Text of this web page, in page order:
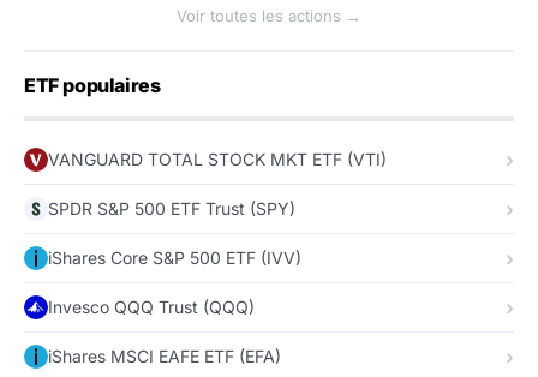
Voir toutes les actions →
ETF populaires
VANGUARD TOTAL STOCK MKT ETF (VTI)
SPDR S&P 500 ETF Trust (SPY)
iShares Core S&P 500 ETF (IVV)
Invesco QQQ Trust (QQQ)
iShares MSCI EAFE ETF (EFA)